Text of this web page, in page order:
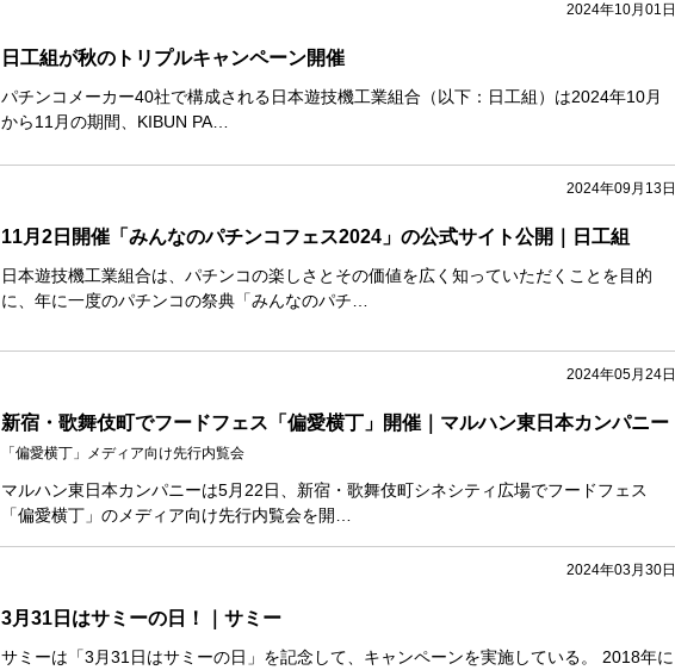
2024年10月01日
日工組が秋のトリプルキャンペーン開催
パチンコメーカー40社で構成される日本遊技機工業組合（以下：日工組）は2024年10月
から11月の期間、KIBUN PA…
2024年09月13日
11月2日開催「みんなのパチンコフェス2024」の公式サイト公開｜日工組
日本遊技機工業組合は、パチンコの楽しさとその価値を広く知っていただくことを目的
に、年に一度のパチンコの祭典「みんなのパチ…
2024年05月24日
新宿・歌舞伎町でフードフェス「偏愛横丁」開催｜マルハン東日本カンパニー
「偏愛横丁」メディア向け先行内覧会
マルハン東日本カンパニーは5月22日、新宿・歌舞伎町シネシティ広場でフードフェス
「偏愛横丁」のメディア向け先行内覧会を開…
2024年03月30日
3月31日はサミーの日！｜サミー
サミーは「3月31日はサミーの日」を記念して、キャンペーンを実施している。 2018年に